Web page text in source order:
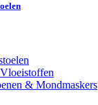
& Mondmaskers